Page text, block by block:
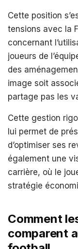
Cette position
tensions avec la
concernant
joueurs de
des
image soit
partage pas les
Cette gestion
lui permet de
d’optimiser ses
également une
carrière, où le
stratégie
Comment
comparent